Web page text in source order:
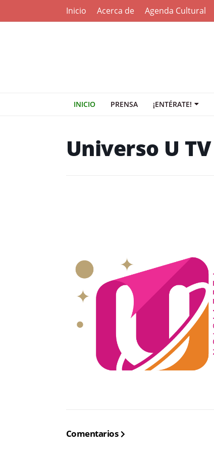
Inicio Acerca de Agenda Cultural
INICIO PRENSA ¡ENTÉRATE!
Universo U TV
Comentarios